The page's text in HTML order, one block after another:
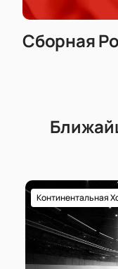
Сборная
Континентальная